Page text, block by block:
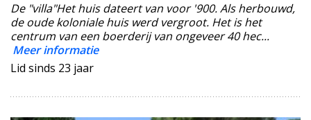
De "villa"Het huis dateert van voor '900. Als herbouwd,
de oude koloniale huis werd vergroot. Het is het
centrum van een boerderij van ongeveer 40 hec...
Meer informatie
Lid sinds 23 jaar